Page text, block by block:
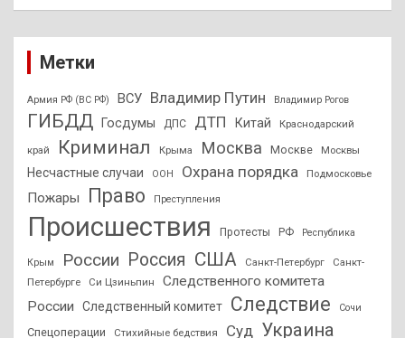
Метки
Армия РФ (ВС РФ) ВСУ Владимир Путин Владимир Рогов
ГИБДД Госдумы ДПС ДТП Китай Краснодарский
край Криминал Крыма Москва Москве Москвы
Несчастные случаи ООН Охрана порядка Подмосковье
Пожары Право Преступления
Происшествия Протесты РФ Республика
Крым России Россия США Санкт-Петербург
Санкт-
Петербурге
Си Цзиньпин
Следственного комитета
России
Следственный комитет Следствие Сочи
Спецоперации Стихийные бедствия Суд Украина